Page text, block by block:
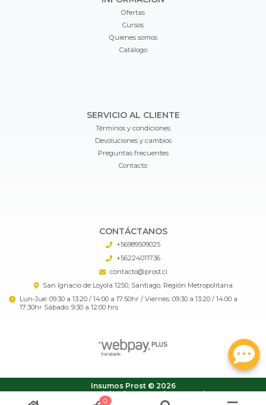
Ofertas
Cursos
Quienes somos
Catálogo
SERVICIO AL CLIENTE
Términos y condiciones
Devoluciones y cambios
Preguntas frecuentes
Contacto
CONTÁCTANOS
+56989509025
+56224011736
contacto@prost.cl
San Ignacio de Loyola 1250, Santiago, Región Metropolitana
Lun-Jue: 09:30 a 13:20 / 14:00 a 17:50hr / Viernes: 09:30 a 13:20 / 14:00 a
17:30hr Sábado: 9:30 a 12:00 hrs
Insumos Prost © 2026
¿Te gusta mi tienda? Yo vendo conBsale
0